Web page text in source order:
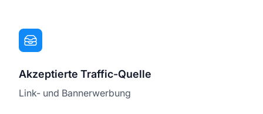
Akzeptierte Traffic-Quelle
Link- und Bannerwerbung